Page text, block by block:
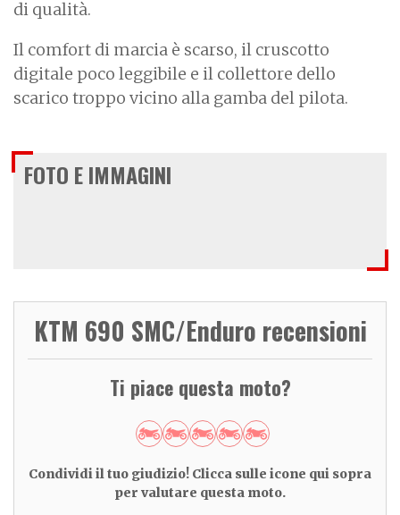
di qualità.
Il comfort di marcia è scarso, il cruscotto
digitale poco leggibile e il collettore dello
scarico troppo vicino alla gamba del pilota.
FOTO E IMMAGINI
KTM 690 SMC/Enduro recensioni
Ti piace questa moto?
Condividi il tuo giudizio! Clicca sulle icone qui sopra
per valutare questa moto.